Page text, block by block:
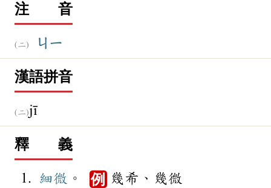
注 音
ㄐㄧ
漢語拼音
jī
釋 義
細微 。 例 幾希、幾微